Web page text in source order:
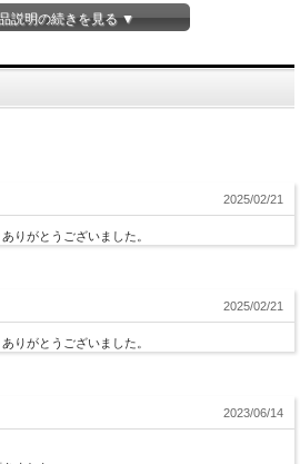
ずつ高低調整が可能になっています。
名など大きな文字を１行入れることの出来るタイ
説明の続きを見る ▼
2025/02/21
りがとうございました。
2025/02/21
りがとうございました。
2023/06/14